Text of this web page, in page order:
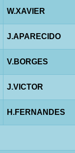
W.XAVIER
J.APARECIDO
V.BORGES
J.VICTOR
H.FERNANDES